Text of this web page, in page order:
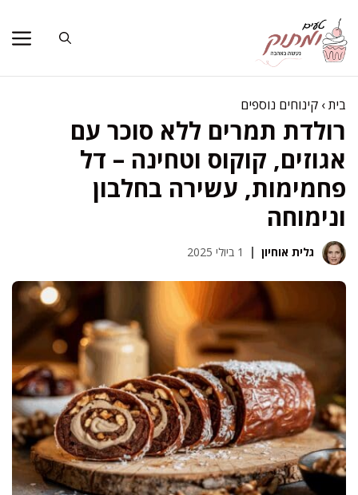
לתוכן
בית› קינוחים נוספים
רולדת תמרים ללא סוכר עם
אגוזים, קוקוס וטחינה – דל
פחמימות, עשירה בחלבון
ונימוחה
גלית אוחיון 1 ביולי 2025